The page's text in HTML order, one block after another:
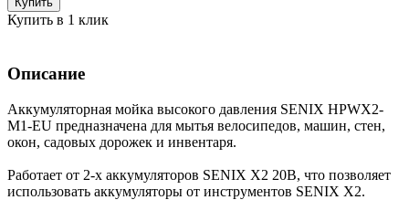
Купить в 1 клик
Описание
Аккумуляторная мойка высокого давления SENIX HPWX2-
M1-EU предназначена для мытья велосипедов, машин, стен,
окон, садовых дорожек и инвентаря.
Работает от 2-х аккумуляторов SENIX X2 20В, что позволяет
использовать аккумуляторы от инструментов SENIX X2.